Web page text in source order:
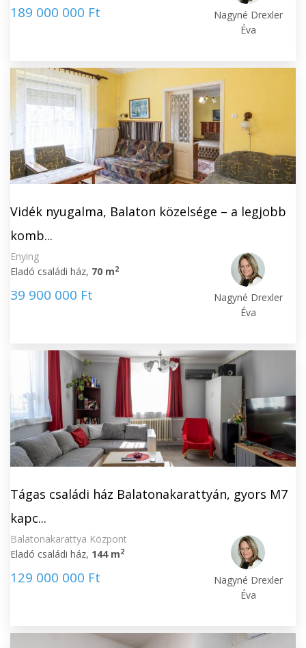
189 000 000 Ft
Nagyné Drexler
Éva
Vidék nyugalma, Balaton közelsége – a legjobb
komb...
Enying
Eladó családi ház, 70 m2
39 900 000 Ft
Nagyné Drexler
Éva
Tágas családi ház Balatonakarattyán, gyors M7
kapc...
Balatonakarattya Központ
Eladó családi ház, 144 m2
129 000 000 Ft
Nagyné Drexler
Éva